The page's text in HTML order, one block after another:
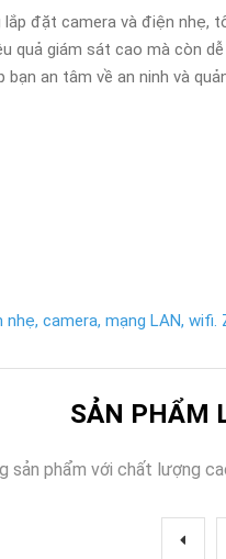
đặt camera và điện nhẹ,
quả giám sát cao mà còn
an tâm về an ninh và
camera, mạng LAN,
SẢN PHẨM
sản phẩm với chất lượng